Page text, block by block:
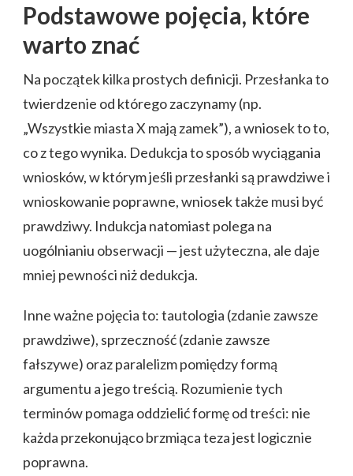
Podstawowe pojęcia, które
warto znać
Na początek kilka prostych definicji. Przesłanka to
twierdzenie od którego zaczynamy (np.
„Wszystkie miasta X mają zamek”), a wniosek to to,
co z tego wynika. Dedukcja to sposób wyciągania
wniosków, w którym jeśli przesłanki są prawdziwe i
wnioskowanie poprawne, wniosek także musi być
prawdziwy. Indukcja natomiast polega na
uogólnianiu obserwacji — jest użyteczna, ale daje
mniej pewności niż dedukcja.
Inne ważne pojęcia to: tautologia (zdanie zawsze
prawdziwe), sprzeczność (zdanie zawsze
fałszywe) oraz paralelizm pomiędzy formą
argumentu a jego treścią. Rozumienie tych
terminów pomaga oddzielić formę od treści: nie
każda przekonująco brzmiąca teza jest logicznie
poprawna.